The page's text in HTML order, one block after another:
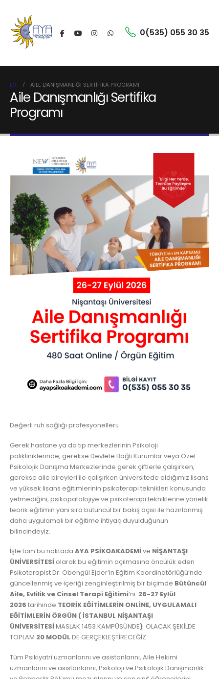
0(535) 055 30 35
EV AILE DANIŞMANLIĞI SERTIFIKA PROGRAMI
Aile Danışmanlığı Sertifika
Programı
Değerli ruh sağlığı profesyonelleri;
Gerek hastane ya da tıp merkezlerinin Psikoloji
polikliniklerinde, gerekse Devlete Bağlı Kurumlar veya Özel
Psikolojik Danışma Merkezlerinde gerek çiftlerle çalışırken,
gerekse aile bireyleri ile çalışırken üniversitede aldığımız lisans
ve yüksek lisans eğitimlerinin psikoterapi teknikleri konusunda
yetmediğini, psikopatolojiye ve psikoterapi tekniklerine yönelik
teorik eğitimin yanı sıra bütüncül bir bakış açısı ile hazırlanmış
daha uygulamalı bir eğitime ihtiyaç duyulduğunun
bilincindeyiz.
İşte tam bu noktada AYA PSİKOAKADEMİ ve NİŞANTAŞI
ÜNİVERSİTESİ olarak bu eğitimin açılmasına öncülük eden
Psikoterapist Dr. Obengül Ejder’in Eğitim Koordinatörlüğü’nde
güncellenmiş ve içeriği zenginleştirilmiş bir biçimde Bütüncül
Aile, Evlilik ve Cinsel Terapi Eğitimi‘ni 26-27 Eylül
2026 tarihinde TEORİK EĞİTİMLERİN ONLİNE, UYGULAMALI
EĞİTİMLERİN ÖRGÜN ( İSTANBUL NİŞANTAŞI
ÜNİVERSİTESİ MASLAK 1453 KAMPÜSÜNDE) OLACAK ŞEKİLDE
TOPLAM 20 MODÜL DE GERÇEKLEŞTİRECEĞİZ.
Tüm Psikiyatri uzmanlarını ve asistanlarını, Aile Hekimi
uzmanlarını ve asistanlarını, Psikoloji ve Psikolojik Danışmanlık